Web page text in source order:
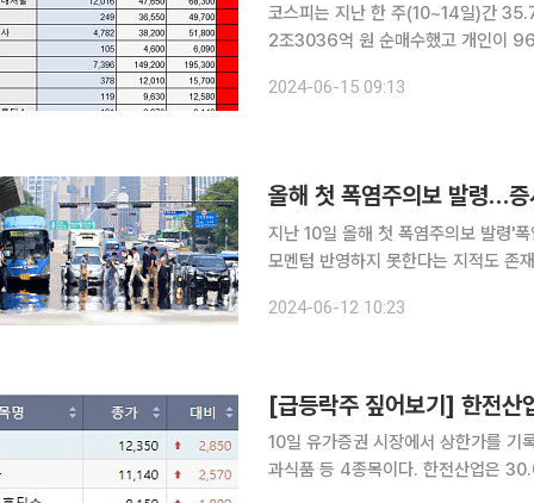
코스피는 지난 한 주(10~14일)간
2조3036억 원 순매수했고 개인이 9636억
2024-06-15 09:13
올해 첫 폭염주의보 발령…증
지난 10일 올해 첫 폭염주의보 발령'
모멘텀 반영하지 못한다는 지적도 존재 지난 10일, 올해 첫 폭염주의보가 내려지면서 관련주가
빙그레는 24.42% 올랐으며, 창문형
2024-06-12 10:23
[급등락주 짚어보기] 한전산
10일 유가증권 시장에서 상한가를 기
과식품 등 4종목이다. 한전산업은 30.00% 오른 1만2350원을 기록했다. 이날 김동철 한전 사장은